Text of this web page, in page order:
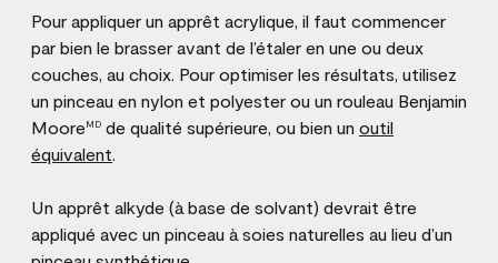
Pour appliquer un apprêt acrylique, il faut commencer
par bien le brasser avant de l’étaler en une ou deux
couches, au choix. Pour optimiser les résultats, utilisez
un pinceau en nylon et polyester ou un rouleau Benjamin
Moore MD de qualité supérieure, ou bien un outil
équivalent.
Un apprêt alkyde (à base de solvant) devrait être
appliqué avec un pinceau à soies naturelles au lieu d’un